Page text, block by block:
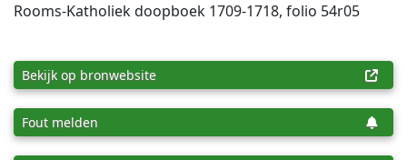
Rooms-Katholiek doopboek 1709-1718, folio 54r05
Bekijk op bronwebsite
Fout melden